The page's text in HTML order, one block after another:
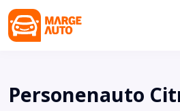
Personenauto